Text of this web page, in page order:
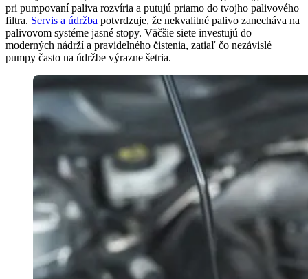
pri pumpovaní paliva rozvíria a putujú priamo do tvojho palivového
filtra. Servis a údržba potvrdzuje, že nekvalitné palivo zanecháva na
palivovom systéme jasné stopy. Väčšie siete investujú do
moderných nádrží a pravidelného čistenia, zatiaľ čo nezávislé
pumpy často na údržbe výrazne šetria.